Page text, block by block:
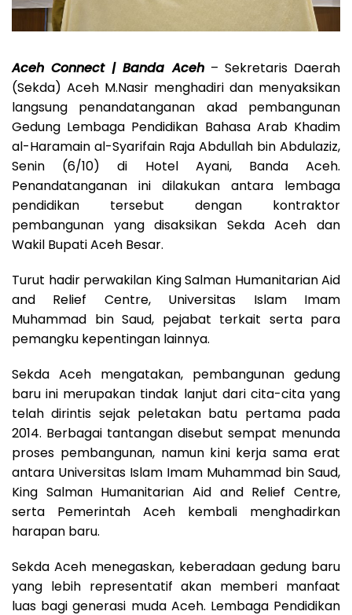
Aceh Connect |Banda Aceh– Sekretaris Daerah
(Sekda) Aceh M.Nasir menghadiri dan menyaksikan
langsung penandatanganan akad pembangunan
Gedung Lembaga Pendidikan Bahasa Arab Khadim
al-Haramain al-Syarifain Raja Abdullah bin Abdulaziz,
Senin (6/10) di Hotel Ayani, Banda Aceh.
Penandatanganan ini dilakukan antara lembaga
pendidikan tersebut dengan kontraktor
pembangunan yang disaksikan Sekda Aceh dan
Wakil Bupati Aceh Besar.
Turut hadir perwakilan King Salman Humanitarian Aid
and Relief Centre, Universitas Islam Imam
Muhammad bin Saud, pejabat terkait serta para
pemangku kepentingan lainnya.
Sekda Aceh mengatakan, pembangunan gedung
baru ini merupakan tindak lanjut dari cita-cita yang
telah dirintis sejak peletakan batu pertama pada
2014. Berbagai tantangan disebut sempat menunda
proses pembangunan, namun kini kerja sama erat
antara Universitas Islam Imam Muhammad bin Saud,
King Salman Humanitarian Aid and Relief Centre,
serta Pemerintah Aceh kembali menghadirkan
harapan baru.
Sekda Aceh menegaskan, keberadaan gedung baru
yang lebih representatif akan memberi manfaat
luas bagi generasi muda Aceh. Lembaga Pendidikan